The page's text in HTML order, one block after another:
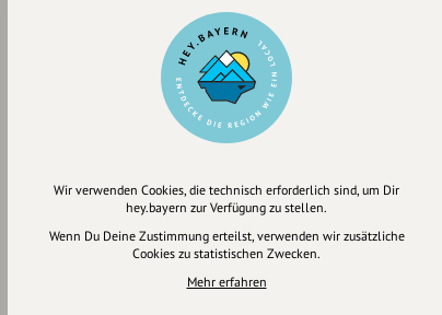
Wir verwenden Cookies, die technisch erforderlich sind, um Dir
hey.bayern zur Verfügung zu stellen.
Wenn Du Deine Zustimmung erteilst, verwenden wir zusätzliche
Cookies zu statistischen Zwecken.
Mehr erfahren